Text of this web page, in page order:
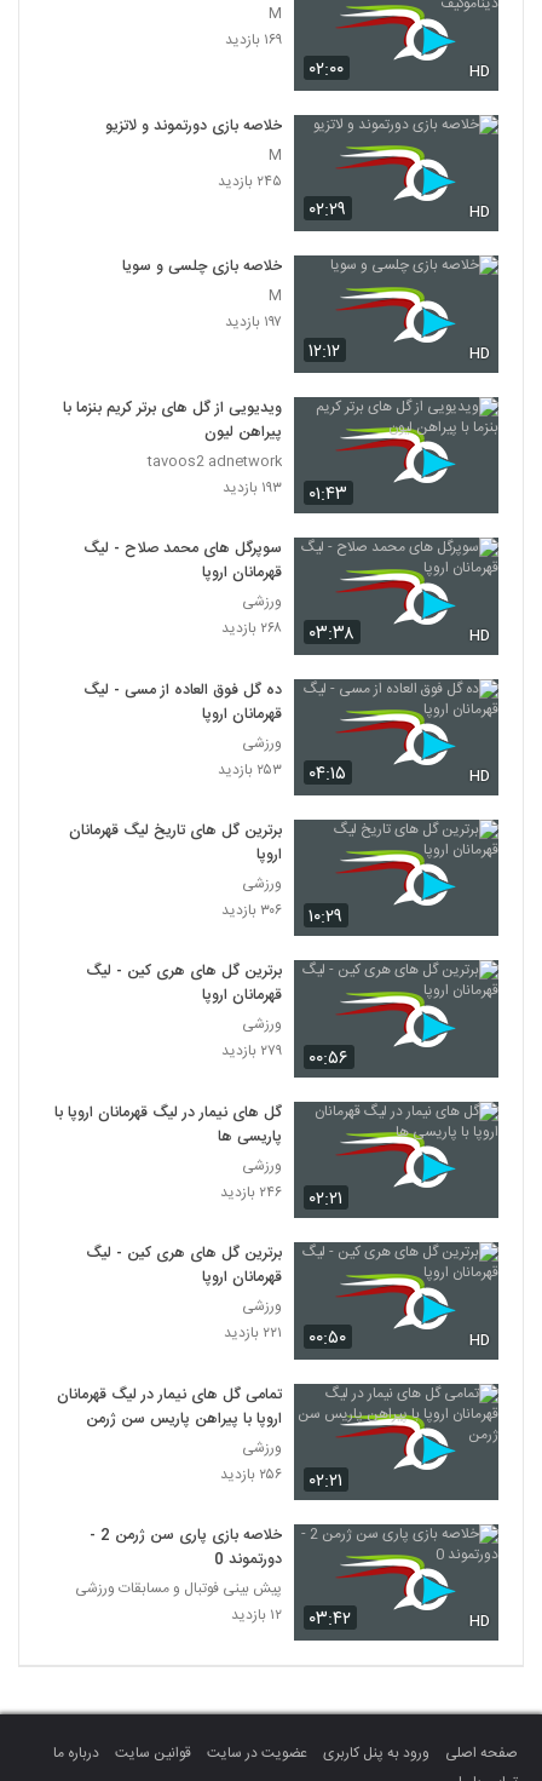
۰۲:۰۰ HD
M
۱۶۹ بازدید
۰۲:۲۹ HD
خلاصه بازی دورتموند و لاتزیو
M
۲۴۵ بازدید
۱۲:۱۲ HD
خلاصه بازی چلسی و سویا
M
۱۹۷ بازدید
۰۱:۴۳
ویدیویی از گل های برتر کریم بنزما با
پیراهن لیون
tavoos2 adnetwork
۱۹۳ بازدید
۰۳:۳۸ HD
سوپرگل های محمد صلاح - لیگ
قهرمانان اروپا
ورزشی
۲۶۸ بازدید
۰۴:۱۵ HD
ده گل فوق العاده از مسی - لیگ
قهرمانان اروپا
ورزشی
۲۵۳ بازدید
۱۰:۲۹
برترین گل‌ های تاریخ لیگ قهرمانان
اروپا
ورزشی
۳۰۶ بازدید
۰۰:۵۶
برترین گل های هری کین - لیگ
قهرمانان اروپا
ورزشی
۲۷۹ بازدید
۰۲:۲۱
گل های نیمار در لیگ قهرمانان اروپا با
پاریسی‌ ها
ورزشی
۲۴۶ بازدید
۰۰:۵۰ HD
برترین گل های هری کین - لیگ
قهرمانان اروپا
ورزشی
۲۲۱ بازدید
۰۲:۲۱
تمامی گل های نیمار در لیگ قهرمانان
اروپا با پیراهن پاریس سن ژرمن
ورزشی
۲۵۶ بازدید
۰۳:۴۲ HD
خلاصه بازی پاری سن ژرمن 2 -
دورتموند 0
پیش بینی فوتبال و مسابقات ورزشی
۱۲ بازدید
صفحه اصلی ورود به پنل کاربری عضویت در سایت قوانین سایت
درباره ما